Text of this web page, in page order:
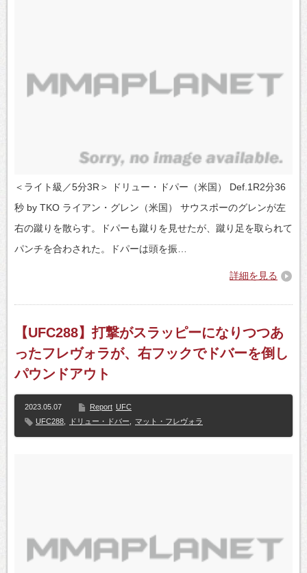
＜ライト級／5分3R＞ ドリュー・ドパー（米国） Def.1R2分36
秒 by TKO ライアン・グレン（米国） サウスポーのグレンが左
右の蹴りを散らす。ドパーも蹴りを見せたが、蹴り足を取られて
パンチを合わされた。ドパーは頭を振…
詳細を見る
【UFC288】打撃がスラッピーになりつつあ
ったフレヴォラが、右フックでドバーを倒し
パウンドアウト
2023.05.07 Report UFC
UFC288
ドリュー・ドバー マット・フレヴォラ